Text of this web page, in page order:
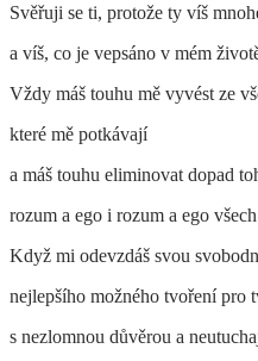
Svěřuji se ti, protože ty víš
a víš, co je vepsáno v mém
Vždy máš touhu mě vyvést ze
které mě potkávají
a máš touhu eliminovat dopad
rozum a ego i rozum a ego
Když mi odevzdáš svou
nejlepšího možného tvoření pro
s nezlomnou důvěrou a